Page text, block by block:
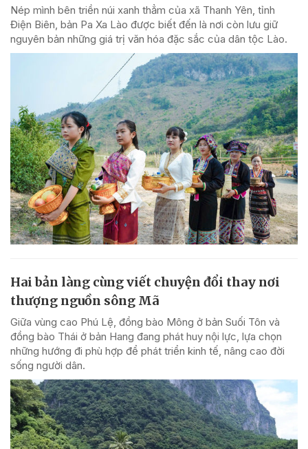
Nép mình bên triền núi xanh thẳm của xã Thanh Yên, tỉnh
Điện Biên, bản Pa Xa Lào được biết đến là nơi còn lưu giữ
nguyên bản những giá trị văn hóa đặc sắc của dân tộc Lào.
Hai bản làng cùng viết chuyện đổi thay nơi
thượng nguồn sông Mã
Giữa vùng cao Phú Lệ, đồng bào Mông ở bản Suối Tôn và
đồng bào Thái ở bản Hang đang phát huy nội lực, lựa chọn
những hướng đi phù hợp để phát triển kinh tế, nâng cao đời
sống người dân.